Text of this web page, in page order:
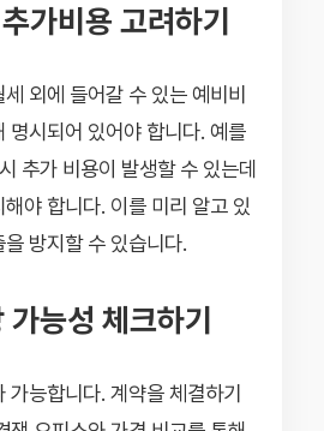
가비용 고려하기
외에 들어갈 수 있는 예비비
명시되어 있어야 합니다. 예를
추가 비용이 발생할 수 있는데
야 합니다. 이를 미리 알고 있
방지할 수 있습니다.
능성 체크하기
가능합니다. 계약을 체결하기